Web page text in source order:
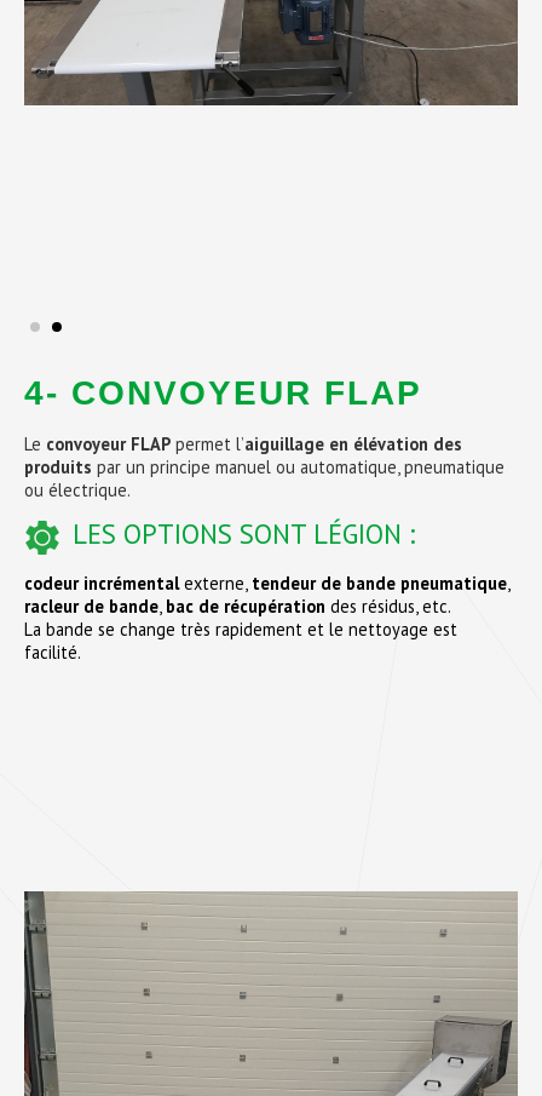
4- CONVOYEUR FLAP
Le convoyeur FLAP permet l’aiguillage en élévation des
produits par un principe manuel ou automatique, pneumatique
ou électrique.
LES OPTIONS SONT LÉGION :
codeur incrémentalexterne, tendeur de bande pneumatique,
racleur de bande, bac de récupération des résidus, etc.
La bande se change très rapidement et le nettoyage est
facilité.